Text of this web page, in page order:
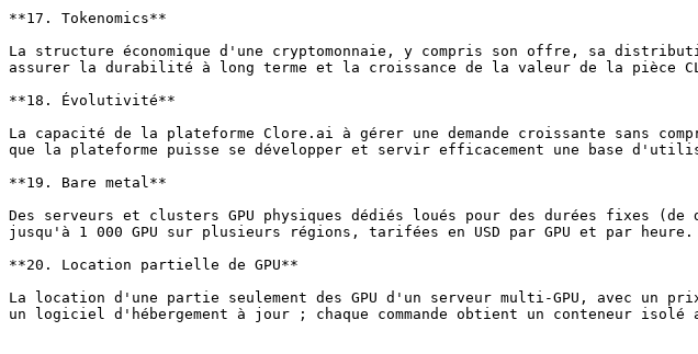
**17. Tokenomics**
La structure économique d'une cryptomonnaie, y compris son offre, sa
assurer la durabilité à long terme et la croissance de la valeur de la pièce
**18. Évolutivité**
La capacité de la plateforme Clore.ai à gérer une demande croissante sans
que la plateforme puisse se développer et servir efficacement une base
**19. Bare metal**
Des serveurs et clusters GPU physiques dédiés loués pour des durées fixes
jusqu'à 1 000 GPU sur plusieurs régions, tarifées en USD par GPU et par heure.
**20. Location partielle de GPU**
La location d'une partie seulement des GPU d'un serveur multi-GPU, avec un
un logiciel d'hébergement à jour ; chaque commande obtient un conteneur isolé